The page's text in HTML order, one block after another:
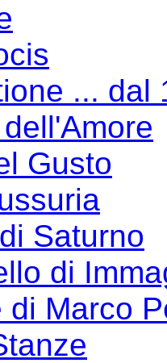
... dal
Gusto
Saturno
di
di Marco